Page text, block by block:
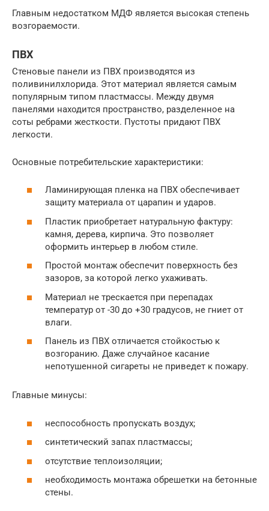
Главным недостатком МДФ является высокая степень
возгораемости.
ПВХ
Стеновые панели из ПВХ производятся из
поливинилхлорида. Этот материал является самым
популярным типом пластмассы. Между двумя
панелями находится пространство, разделенное на
соты ребрами жесткости. Пустоты придают ПВХ
легкости.
Основные потребительские характеристики:
Ламинирующая пленка на ПВХ обеспечивает
защиту материала от царапин и ударов.
Пластик приобретает натуральную фактуру:
камня, дерева, кирпича. Это позволяет
оформить интерьер в любом стиле.
Простой монтаж обеспечит поверхность без
зазоров, за которой легко ухаживать.
Материал не трескается при перепадах
температур от -30 до +30 градусов, не гниет от
влаги.
Панель из ПВХ отличается стойкостью к
возгоранию. Даже случайное касание
непотушенной сигареты не приведет к пожару.
Главные минусы:
неспособность пропускать воздух;
синтетический запах пластмассы;
отсутствие теплоизоляции;
необходимость монтажа обрешетки на бетонные
стены.